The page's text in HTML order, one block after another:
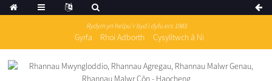
Rydym yn helpu'r byd i dyfu ers 1983
Gyrfa Rhoi Adborth Cysylltwch â Ni